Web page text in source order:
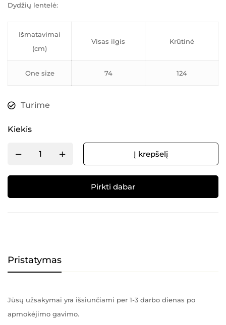
Dydžių lentelė:
Išmatavimai
(cm)
Visas ilgis Krūtinė
One size 74 124
Turime
Kiekis
Į krepšelį
Pirkti dabar
Pristatymas
Jūsų užsakymai yra išsiunčiami per 1-3 darbo dienas po
apmokėjimo gavimo.